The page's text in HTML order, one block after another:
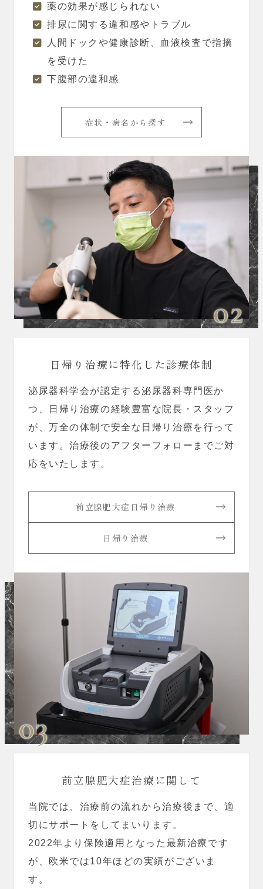
薬の効果が感じられない
排尿に関する違和感やトラブル
人間ドックや健康診断、血液検査で指摘
を受けた
下腹部の違和感
症状・病名から探す
02
日帰り治療に特化した診療体制
泌尿器科学会が認定する泌尿器科専門医か
つ、日帰り治療の経験豊富な院長・スタッフ
が、万全の体制で安全な日帰り治療を行って
います。治療後のアフターフォローまでご対
応をいたします。
前立腺肥大症日帰り治療
日帰り治療
03
前立腺肥大症治療に関して
当院では、治療前の流れから治療後まで、適
切にサポートをしてまいります。
2022年より保険適用となった最新治療です
が、欧米では10年ほどの実績がございま
す。